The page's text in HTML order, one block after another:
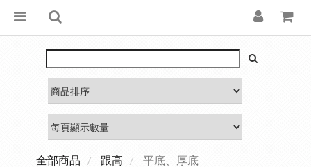
全部商品 跟高 平底、厚底